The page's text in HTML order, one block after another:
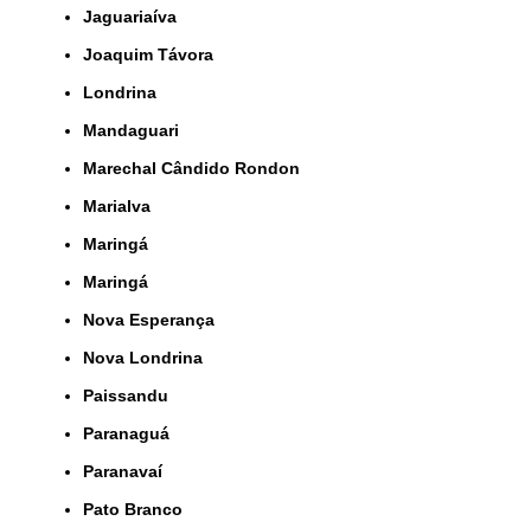
Jaguariaíva
Joaquim Távora
Londrina
Mandaguari
Marechal Cândido Rondon
Marialva
Maringá
Maringá
Nova Esperança
Nova Londrina
Paissandu
Paranaguá
Paranavaí
Pato Branco